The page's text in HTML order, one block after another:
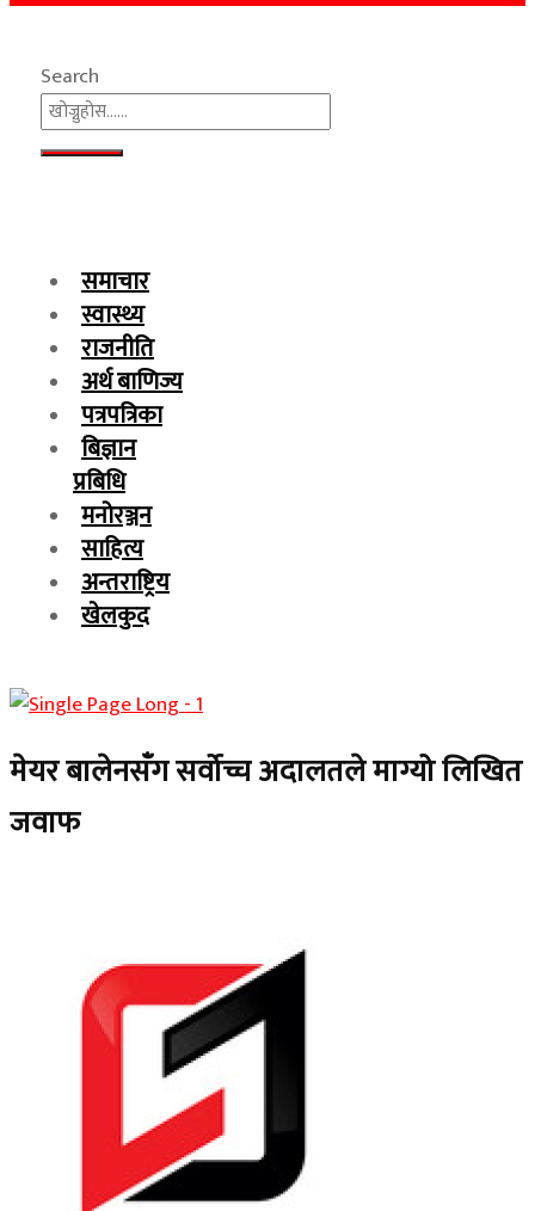
Search
समाचार
स्वास्थ्य
राजनीति
अर्थ बाणिज्य
पत्रपत्रिका
बिज्ञान
प्रबिधि
मनोरञ्जन
साहित्य
अन्तराष्ट्रिय
खेलकुद
मेयर बालेनसँग सर्वोच्च अदालतले माग्यो लिखित
जवाफ